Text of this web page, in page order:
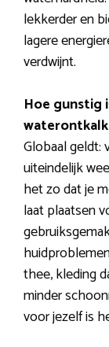
lekkerder en
lagere
verdwijnt.
Hoe gunstig
Globaal geldt:
uiteindelijk
het zo dat je
laat plaatsen
thee, kleding
minder
voor jezelf is